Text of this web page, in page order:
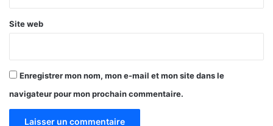
u
e
r
u
r
ô
Site web
Enregistrer mon nom, mon e-mail et mon site dans le
navigateur pour mon prochain commentaire.